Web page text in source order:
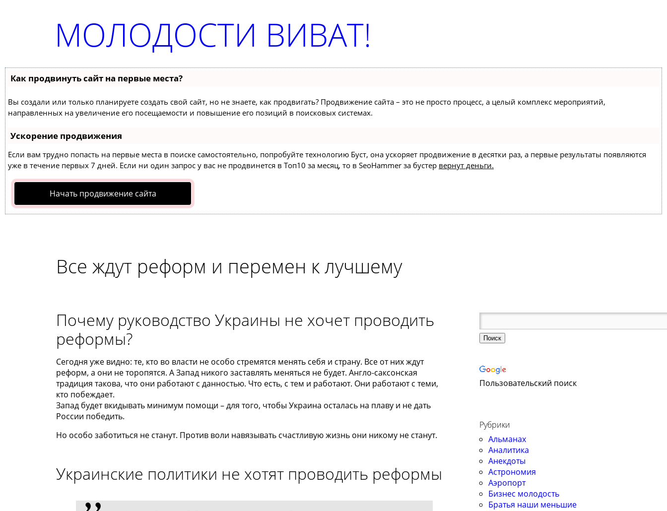
МОЛОДОСТИ ВИВАТ!
Как продвинуть сайт на первые места?
Вы создали или только планируете создать свой сайт, но не знаете, как продвигать? Продвижение сайта – это не просто процесс, а целый комплекс мероприятий,
направленных на увеличение его посещаемости и повышение его позиций в поисковых системах.
Ускорение продвижения
Если вам трудно попасть на первые места в поиске самостоятельно, попробуйте технологию Буст, она ускоряет продвижение в десятки раз, а первые результаты появляются
уже в течение первых 7 дней. Если ни один запрос у вас не продвинется в Топ10 за месяц, то в SeoHammer за бустер вернут деньги.
Начать продвижение сайта
Все ждут реформ и перемен к лучшему
Почему руководство Украины не хочет проводить
реформы?
Сегодня уже видно: те, кто во власти не особо стремятся менять себя и страну. Все от них ждут
реформ, а они не торопятся. А Запад никого заставлять меняться не будет. Англо-саксонская
традиция такова, что они работают с данностью. Что есть, с тем и работают. Они работают с теми,
кто побеждает.
Запад будет вкидывать минимум помощи – для того, чтобы Украина осталась на плаву и не дать
России победить.
Но особо заботиться не станут. Против воли навязывать счастливую жизнь они никому не станут.
Украинские политики не хотят проводить реформы
Пользовательский поиск
Рубрики
Альманах
Аналитика
Анекдоты
Астрономия
Аэропорт
Бизнес молодость
Братья наши меньшие